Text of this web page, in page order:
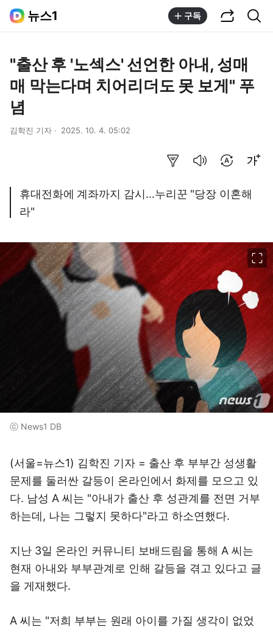
뉴스1 구독
"출산 후 '노섹스' 선언한 아내, 성매
매 막는다며 치어리더도 못 보게" 푸
념
김학진 기자 2025. 10. 4. 05:02
휴대전화에 계좌까지 감시…누리꾼 "당장 이혼해
라"
ⓒ News1 DB
(서울=뉴스1) 김학진 기자 = 출산 후 부부간 성생활
문제를 둘러싼 갈등이 온라인에서 화제를 모으고 있
다. 남성 A 씨는 "아내가 출산 후 성관계를 전면 거부
하는데, 나는 그렇지 못하다"라고 하소연했다.
지난 3일 온라인 커뮤니티 보배드림을 통해 A 씨는
현재 아내와 부부관계로 인해 갈등을 겪고 있다고 글
을 게재했다.
A 씨는 "저희 부부는 원래 아이를 가질 생각이 없었